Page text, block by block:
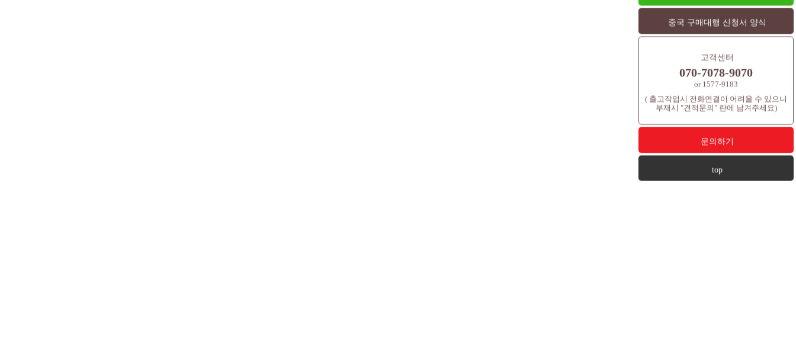
중국 구매대행 신청서 양식
고객센터
070-7078-9070
or 1577-9183
( 출고작업시 전화연결이 어려울 수 있으니
부재시 "견적문의" 란에 남겨주세요)
문의하기
top